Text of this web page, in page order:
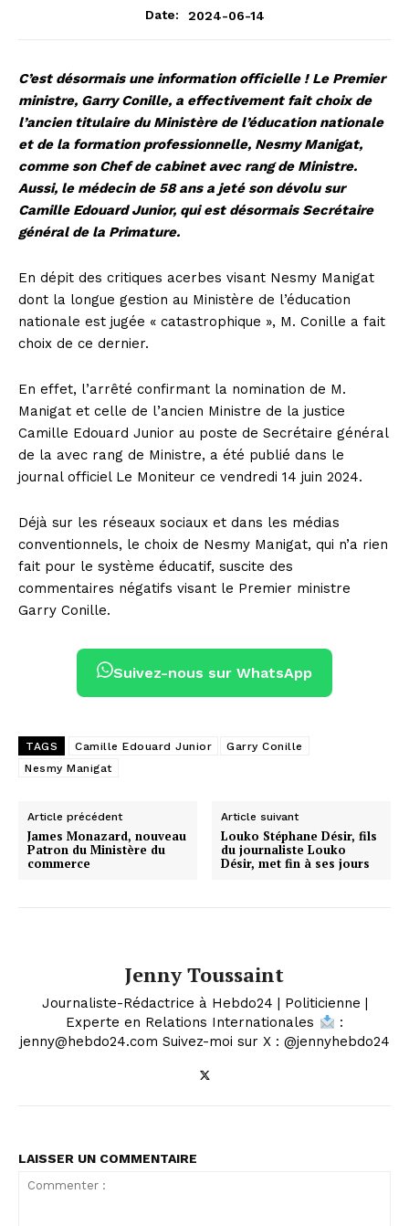
Date:
2024-06-14
C’est désormais une information officielle ! Le Premier
ministre, Garry Conille, a effectivement fait choix de
l’ancien titulaire du Ministère de l’éducation nationale
et de la formation professionnelle, Nesmy Manigat,
comme son Chef de cabinet avec rang de Ministre.
Aussi, le médecin de 58 ans a jeté son dévolu sur
Camille Edouard Junior, qui est désormais Secrétaire
général de la Primature.
En dépit des critiques acerbes visant Nesmy Manigat
dont la longue gestion au Ministère de l’éducation
nationale est jugée « catastrophique », M. Conille a fait
choix de ce dernier.
En effet, l’arrêté confirmant la nomination de M.
Manigat et celle de l’ancien Ministre de la justice
Camille Edouard Junior au poste de Secrétaire général
de la avec rang de Ministre, a été publié dans le
journal officiel Le Moniteur ce vendredi 14 juin 2024.
Déjà sur les réseaux sociaux et dans les médias
conventionnels, le choix de Nesmy Manigat, qui n’a rien
fait pour le système éducatif, suscite des
commentaires négatifs visant le Premier ministre
Garry Conille.
Suivez-nous sur WhatsApp
TAGS Camille Edouard Junior
Garry Conille
Nesmy Manigat
Article précédent
James Monazard, nouveau
Patron du Ministère du
commerce
Article suivant
Louko Stéphane Désir, fils
du journaliste Louko
Désir, met fin à ses jours
Jenny Toussaint
Journaliste-Rédactrice à Hebdo24 | Politicienne |
Experte en Relations Internationales
:
jenny@hebdo24.com Suivez-moi sur X : @jennyhebdo24
LAISSER UN COMMENTAIRE